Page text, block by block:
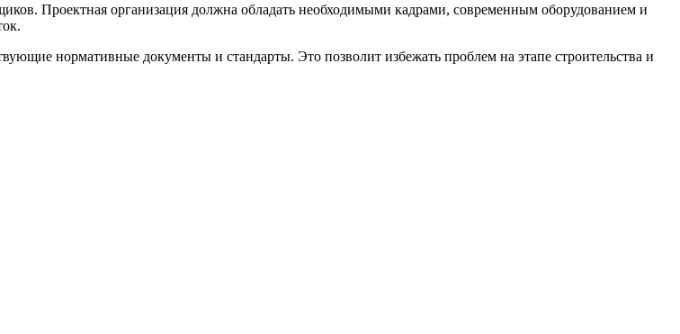
Проектная организация должна обладать необходимыми кадрами, современным оборудованием и
нормативные документы и стандарты. Это позволит избежать проблем на этапе строительства и